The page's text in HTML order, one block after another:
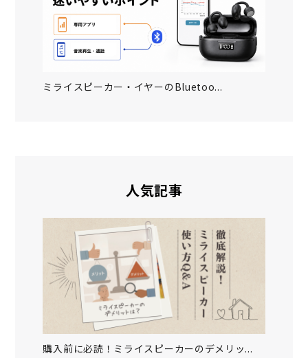
ミライスピーカー・イヤーのBluetoo...
人気記事
購入前に必読！ミライスピーカーのデメリッ...